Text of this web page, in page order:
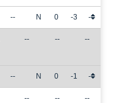
-- N 0 -3 -
-- -- --
-- N 0 -1 -
-- -- --